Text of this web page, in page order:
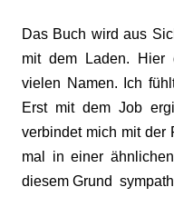
Das Buch wird aus
mit dem Laden.
vielen Namen. Ich
Erst mit dem Job
verbindet mich mit der
mal in einer
diesem Grund